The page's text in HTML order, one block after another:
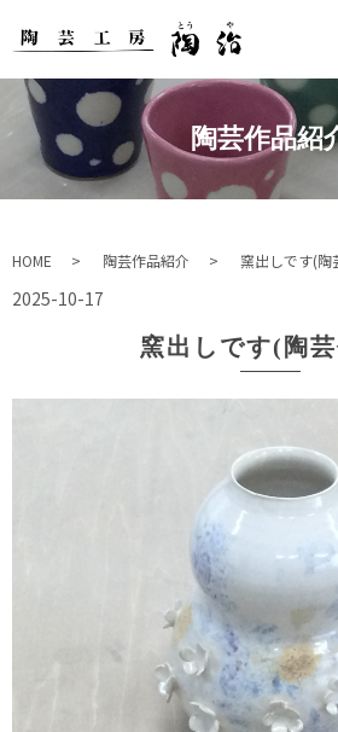
陶芸作品紹
HOME 陶芸作品紹介 窯出しです(陶
2025-10-17
窯出しです(陶